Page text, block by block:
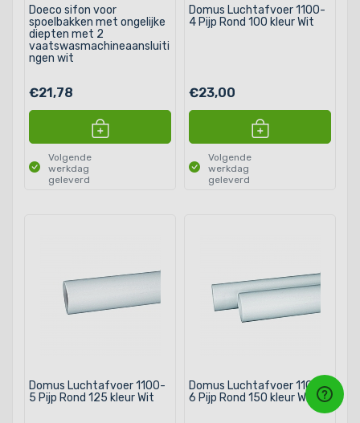
Doeco sifon voor
spoelbakken met ongelijke
diepten met 2
vaatswasmachineaansluiti
ngen wit
€21,78
Volgende
werkdag
geleverd
Domus Luchtafvoer 1100-
4 Pijp Rond 100 kleur Wit
€23,00
Volgende
werkdag
geleverd
Domus Luchtafvoer 1100-
5 Pijp Rond 125 kleur Wit
Domus Luchtafvoer 1100-
6 Pijp Rond 150 kleur Wit